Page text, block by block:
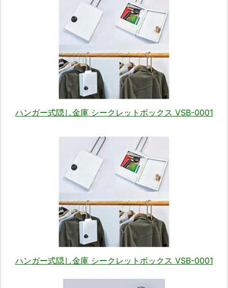
ハンガー式隠し金庫 シークレットボックス VSB-0001
ハンガー式隠し金庫 シークレットボックス VSB-0001